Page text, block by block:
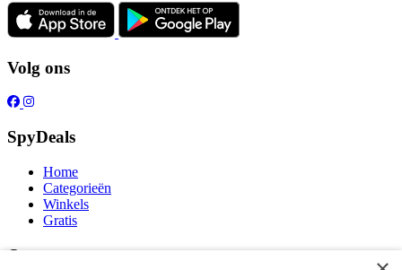
Volg ons
SpyDeals
Home
Categorieën
Winkels
Gratis
Over ons